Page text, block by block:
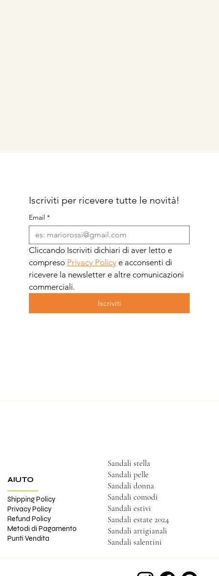
AIUTO
Shipping Policy
Privacy Policy
Refund Policy
Metodi di Pagamento
Punti Vendita
Iscriviti per ricevere tutte le novità!
Email *
Cliccando Iscriviti dichiari di aver letto e
compreso Privacy Policy e acconsenti di
ricevere la newsletter e altre comunicazioni
commerciali.
Iscriviti
Sandali stella
Sandali pelle
Sandali donna
Sandali comodi
Sandali estivi
Sandali estate 2024
Sandali artigianali
Sandali salentini